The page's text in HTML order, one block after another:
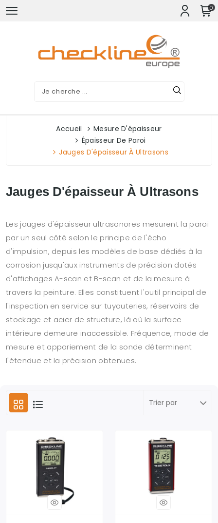
0
Accueil
Mesure D'épaisseur
Épaisseur De Paroi
Jauges D'épaisseur À Ultrasons
Jauges D'épaisseur À Ultrasons
Les jauges d'épaisseur ultrasonores mesurent la paroi
par un seul côté selon le principe de l'écho
d'impulsion, depuis les modèles de base dédiés à la
corrosion jusqu'aux instruments de précision dotés
d'affichages A-scan et B-scan et de la mesure à
travers la peinture. Elles constituent l'outil principal de
l'inspection en service sur tuyauteries, réservoirs de
stockage et acier de structure, là où la surface
intérieure demeure inaccessible. Fréquence, mode de
mesure et appariement de la sonde déterminent
l'étendue et la précision obtenues.